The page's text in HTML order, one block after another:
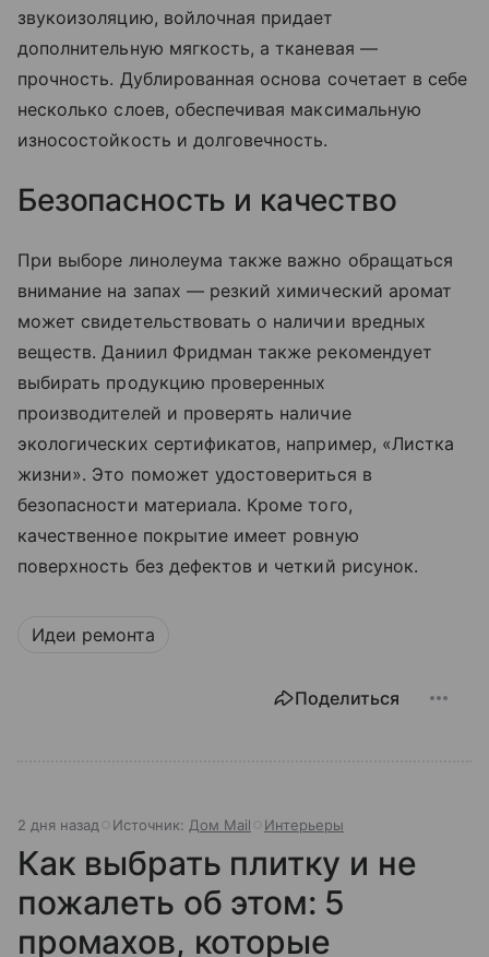
звукоизоляцию, войлочная придает
дополнительную мягкость, а тканевая —
прочность. Дублированная основа сочетает в себе
несколько слоев, обеспечивая максимальную
износостойкость и долговечность.
Безопасность и качество
При выборе линолеума также важно обращаться
внимание на запах — резкий химический аромат
может свидетельствовать о наличии вредных
веществ. Даниил Фридман также рекомендует
выбирать продукцию проверенных
производителей и проверять наличие
экологических сертификатов, например, «Листка
жизни». Это поможет удостовериться в
безопасности материала. Кроме того,
качественное покрытие имеет ровную
поверхность без дефектов и четкий рисунок.
Идеи ремонта
Поделиться
2 дня назад Источник: Дом Mail Интерьеры
Как выбрать плитку и не
пожалеть об этом: 5
промахов, которые